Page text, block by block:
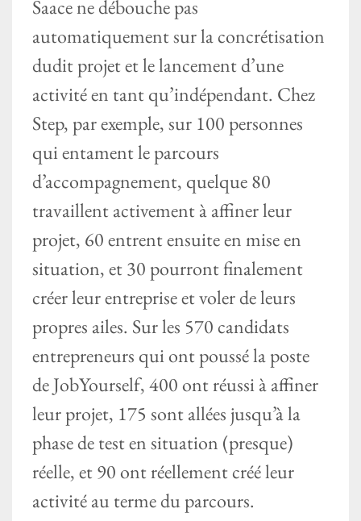
Saace ne débouche pas
automatiquement sur la concrétisation
dudit projet et le lancement d’une
activité en tant qu’indépendant. Chez
Step, par exemple, sur 100 personnes
qui entament le parcours
d’accompagnement, quelque 80
travaillent activement à affiner leur
projet, 60 entrent ensuite en mise en
situation, et 30 pourront finalement
créer leur entreprise et voler de leurs
propres ailes. Sur les 570 candidats
entrepreneurs qui ont poussé la poste
de JobYourself, 400 ont réussi à affiner
leur projet, 175 sont allées jusqu’à la
phase de test en situation (presque)
réelle, et 90 ont réellement créé leur
activité au terme du parcours.